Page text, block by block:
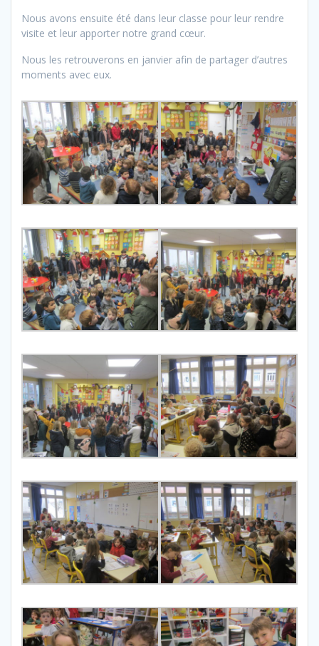
Nous avons ensuite été dans leur classe pour leur rendre
visite et leur apporter notre grand cœur.
Nous les retrouverons en janvier afin de partager d’autres
moments avec eux.